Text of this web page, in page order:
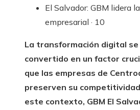
El Salvador: GBM lidera
empresarial · 10
La transformación digital se
convertido en un factor
que las empresas de
preserven su
este contexto, GBM El